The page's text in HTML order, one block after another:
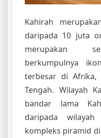
Kahirah
daripada 10 juta
merupakan
berkumpulnya
terbesar di
Tengah. Wilayah
bandar lama
daripada
kompleks piramid